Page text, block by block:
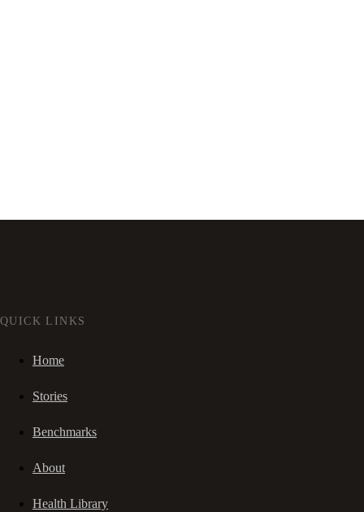
QUICK LINKS
Home
Stories
Benchmarks
About
Health Library